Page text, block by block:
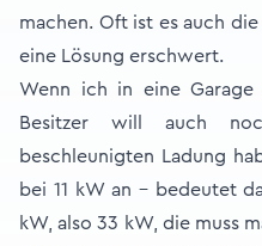
machen. Oft ist es auch
eine Lösung erschwert.
Wenn ich in eine
Besitzer will auch
beschleunigten Ladung
bei 11 kW an – bedeutet
kW, also 33 kW, die muss